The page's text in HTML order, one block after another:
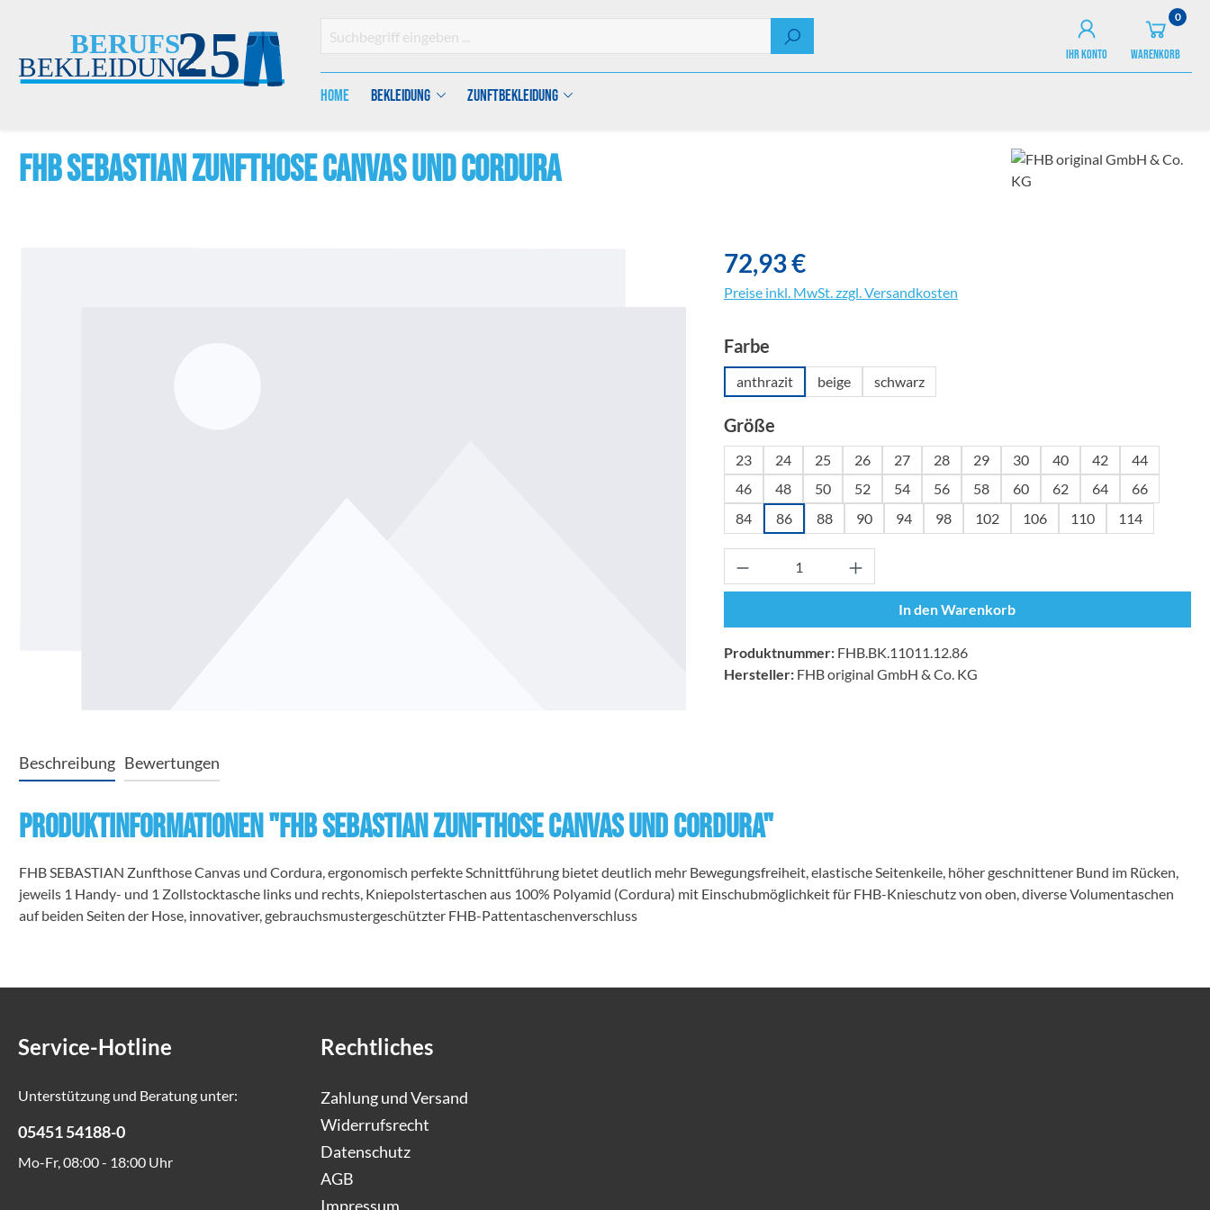
IHR KONTO
0
WARENKORB
Home Bekleidung Zunftbekleidung
FHB SEBASTIAN Zunfthose Canvas und Cordura
72,93 €
Preise inkl. MwSt. zzgl. Versandkosten
Farbeauswählen
anthrazit beige schwarz
Größeauswählen
23 24 25 26 27 28 29 30 40 42
44
46
48 50 52 54 56 58 60 62 64
66
84
86 88 90 94 98 102 106 110 114
Produkt Anzahl: Gib den gewünschten Wert ein
In den Warenkorb
Produktnummer: FHB.BK.11011.12.86
Hersteller: FHB original GmbH & Co. KG
Beschreibung Bewertungen
Produktinformationen "FHB SEBASTIAN Zunfthose Canvas und Cordura"
FHB SEBASTIAN Zunfthose Canvas und Cordura, ergonomisch perfekte Schnittführung bietet deutlich mehr Bewegungsfreiheit, elastische Seitenkeile, höher geschnittener Bund im Rücken,
jeweils 1 Handy- und 1 Zollstocktasche links und rechts, Kniepolstertaschen aus 100% Polyamid (Cordura) mit Einschubmöglichkeit für FHB-Knieschutz von oben, diverse Volumentaschen
auf beiden Seiten der Hose, innovativer, gebrauchsmustergeschützter FHB-Pattentaschenverschluss
Service-Hotline
Unterstützung und Beratung unter:
05451 54188-0
Mo-Fr, 08:00 - 18:00 Uhr
Rechtliches
Zahlung und Versand
Widerrufsrecht
Datenschutz
AGB
Impressum